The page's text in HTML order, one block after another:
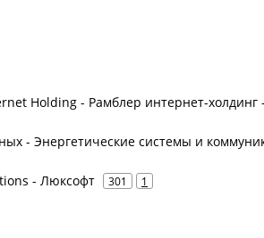
Holding - Рамблер интернет-холдинг
- Энергетические системы и
- Люксофт 301 1